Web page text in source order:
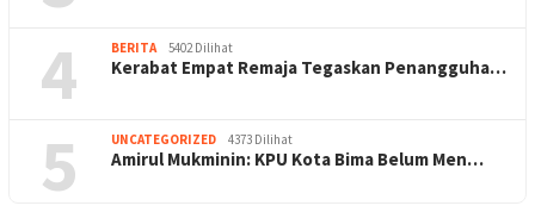
4 BERITA 5402 Dilihat
Kerabat Empat Remaja Tegaskan Penangguha…
5 UNCATEGORIZED 4373 Dilihat
Amirul Mukminin: KPU Kota Bima Belum Men…